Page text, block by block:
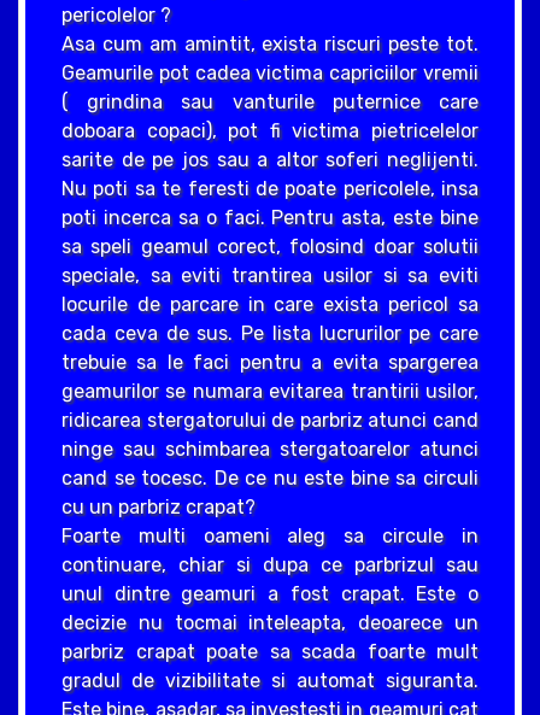
pericolelor ?
Asa cum am amintit, exista riscuri peste tot.
Geamurile pot cadea victima capriciilor vremii
( grindina sau vanturile puternice care
doboara copaci), pot fi victima pietricelelor
sarite de pe jos sau a altor soferi neglijenti.
Nu poti sa te feresti de poate pericolele, insa
poti incerca sa o faci. Pentru asta, este bine
sa speli geamul corect, folosind doar solutii
speciale, sa eviti trantirea usilor si sa eviti
locurile de parcare in care exista pericol sa
cada ceva de sus. Pe lista lucrurilor pe care
trebuie sa le faci pentru a evita spargerea
geamurilor se numara evitarea trantirii usilor,
ridicarea stergatorului de parbriz atunci cand
ninge sau schimbarea stergatoarelor atunci
cand se tocesc. De ce nu este bine sa circuli
cu un parbriz crapat?
Foarte multi oameni aleg sa circule in
continuare, chiar si dupa ce parbrizul sau
unul dintre geamuri a fost crapat. Este o
decizie nu tocmai inteleapta, deoarece un
parbriz crapat poate sa scada foarte mult
gradul de vizibilitate si automat siguranta.
Este bine, asadar, sa investesti in geamuri cat